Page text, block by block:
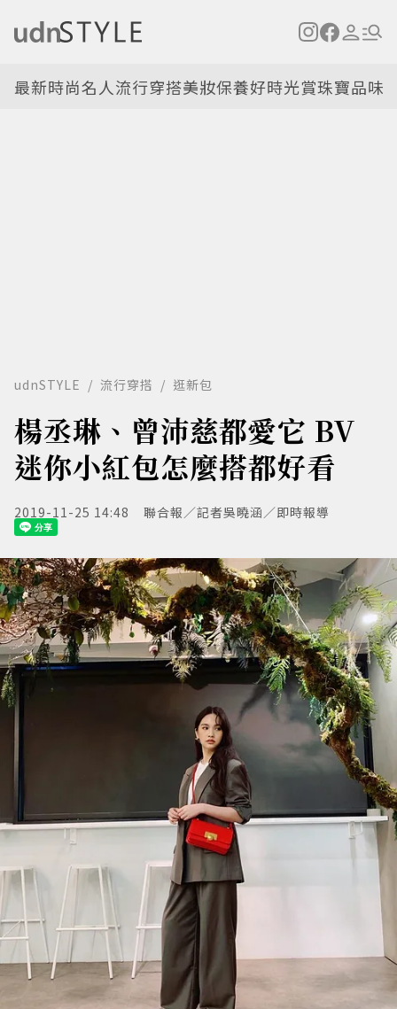
最新時尚名人流行穿搭美妝保養好時光賞珠寶品味
udnSTYLE 流行穿搭 逛新包
楊丞琳、曾沛慈都愛它 BV
迷你小紅包怎麼搭都好看
2019-11-25 14:48 聯合報／記者吳曉涵／即時報導